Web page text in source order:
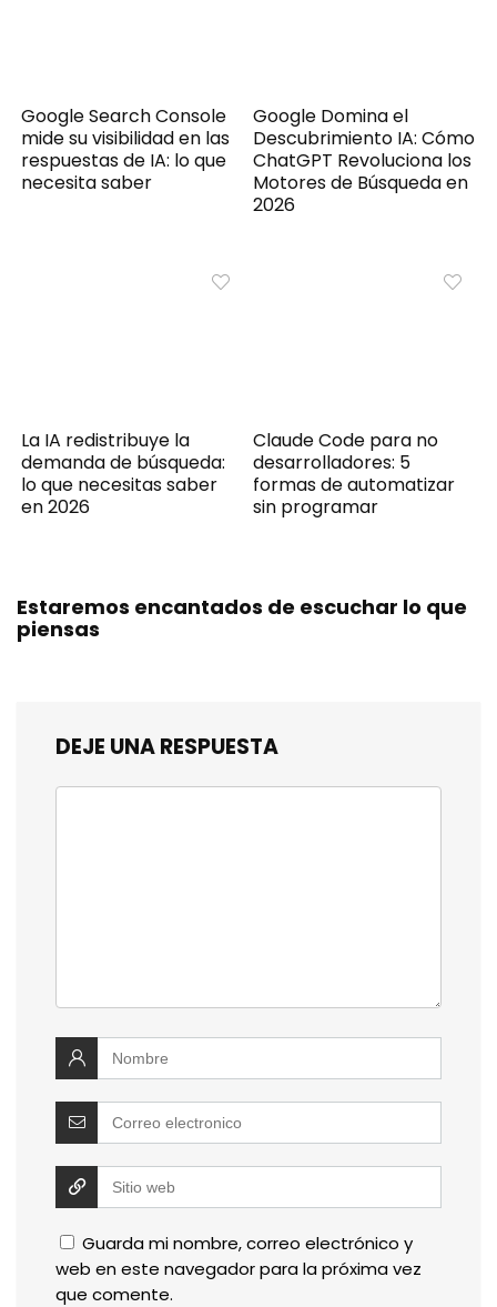
Google Search Console
mide su visibilidad en las
respuestas de IA: lo que
necesita saber
Google Domina el
Descubrimiento IA: Cómo
ChatGPT Revoluciona los
Motores de Búsqueda en
2026
La IA redistribuye la
demanda de búsqueda:
lo que necesitas saber
en 2026
Claude Code para no
desarrolladores: 5
formas de automatizar
sin programar
Estaremos encantados de escuchar lo que
piensas
DEJE UNA RESPUESTA
Guarda mi nombre, correo electrónico y
web en este navegador para la próxima vez
que comente.